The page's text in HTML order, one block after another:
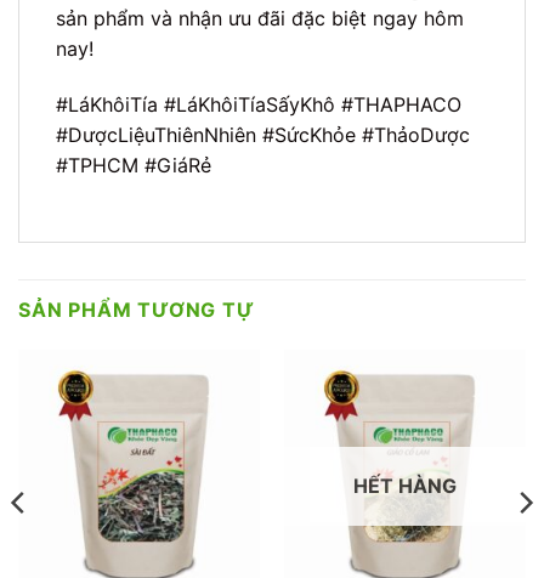
sản phẩm và nhận ưu đãi đặc biệt ngay hôm
nay!
#LáKhôiTía #LáKhôiTíaSấyKhô #THAPHACO
#DượcLiệuThiênNhiên #SứcKhỏe #ThảoDược
#TPHCM #GiáRẻ
SẢN PHẨM TƯƠNG TỰ
HẾT HÀNG